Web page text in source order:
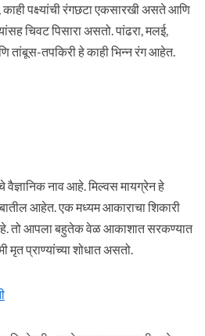
पक्ष्यांची रंगछटा एकसारखी असते आणि
चिवट पिसारा असतो. पांढरा, मलई,
तांबूस-तपकिरी हे काही भिन्न रंग आहेत.
वैज्ञानिक नाव आहे. मिल्वस मायग्रेन हे
आहेत. एक मध्यम आकाराचा शिकारी
आहे. तो आपला बहुतेक वेळ आकाशात सरकण्यात
मृत प्राण्यांच्या शोधात असतो.